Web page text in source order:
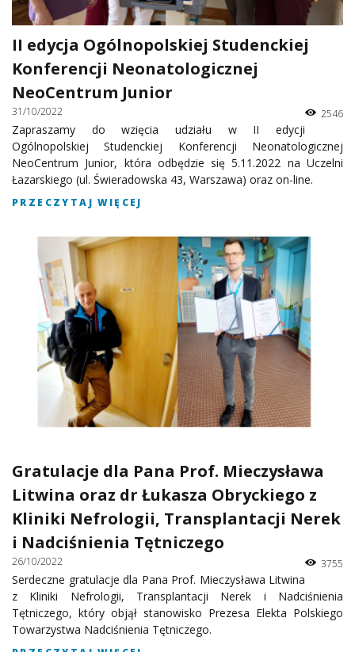
II edycja Ogólnopolskiej Studenckiej
Konferencji Neonatologicznej
NeoCentrum Junior
31/10/2022 2546
Zapraszamy do wzięcia udziału w II edycji
Ogólnopolskiej Studenckiej Konferencji Neonatologicznej
NeoCentrum Junior, która odbędzie się 5.11.2022 na Uczelni
Łazarskiego (ul. Świeradowska 43, Warszawa) oraz on-line.
PRZECZYTAJ WIĘCEJ
Gratulacje dla Pana Prof. Mieczysława
Litwina oraz dr Łukasza Obryckiego z
Kliniki Nefrologii, Transplantacji Nerek
i Nadciśnienia Tętniczego
26/10/2022 3755
Serdeczne gratulacje dla Pana Prof. Mieczysława Litwina
z Kliniki Nefrologii, Transplantacji Nerek i Nadciśnienia
Tętniczego, który objął stanowisko Prezesa Elekta Polskiego
Towarzystwa Nadciśnienia Tętniczego.